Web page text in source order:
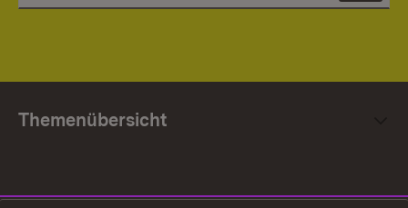
Themenübersicht